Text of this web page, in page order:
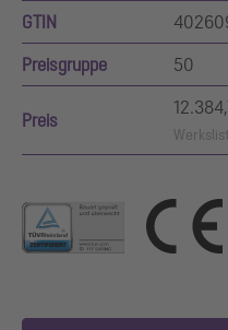
GTIN
Preisgruppe 50
Preis